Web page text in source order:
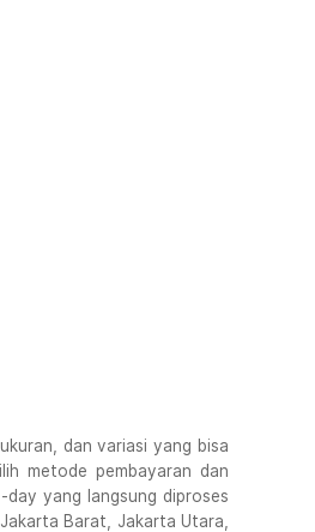
dan variasi yang bisa
metode pembayaran dan
yang langsung diproses
Barat, Jakarta Utara,